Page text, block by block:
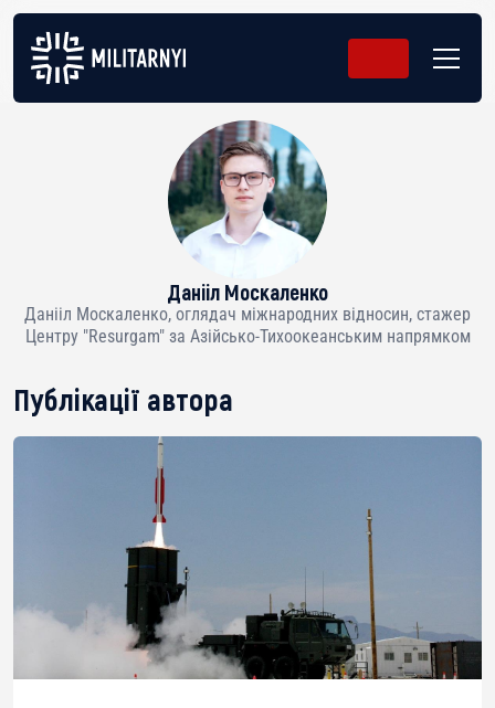
Данііл Москаленко
Данііл Москаленко, оглядач міжнародних відносин, стажер
Центру "Resurgam" за Азійсько-Тихоокеанським напрямком
Публікації автора